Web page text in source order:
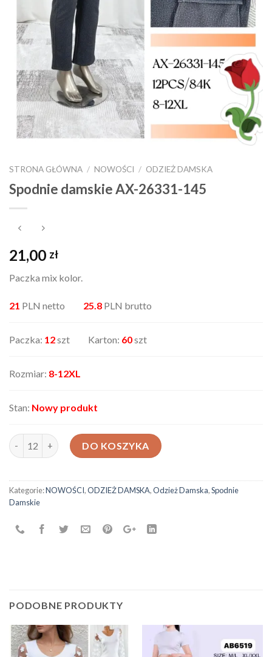
STRONA GŁÓWNA / NOWOŚCI / ODZIEŻ DAMSKA
Spodnie damskie AX-26331-145
21,00 zł
Paczka mix kolor.
21 PLN netto 25.8 PLN brutto
Paczka: 12szt Karton: 60szt
Rozmiar: 8-12XL
Stan: Nowy produkt
ilość Spodnie damskie AX-26331-145
DO KOSZYKA
Kategorie:NOWOŚCI,ODZIEŻ DAMSKA,Odzież Damska,Spodnie
Damskie
PODOBNE PRODUKTY